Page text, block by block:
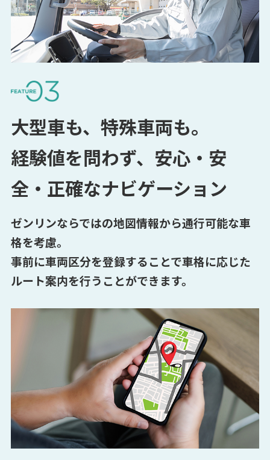
大型車も、特殊車両も。
経験値を問わず、安心・安
全・正確なナビゲーション
ゼンリンならではの地図情報から通行可能な車
格を考慮。
事前に車両区分を登録することで車格に応じた
ルート案内を行うことができます。